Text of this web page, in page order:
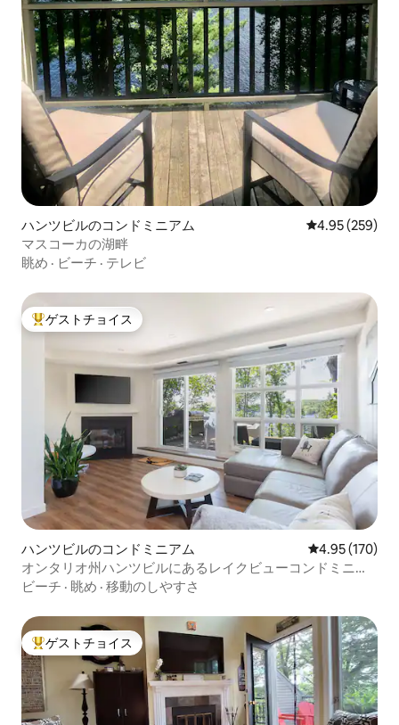
ハンツビルのコンドミニアム レビュー259
4.95 (259)
マスコーカの湖畔
眺め · ビーチ · テレビ
大好評のゲストチョイスです。
ゲストチョイス
ハンツビルのコンドミニアム レビュー170
4.95 (170)
オンタリオ州ハンツビルにあるレイクビューコンドミニア
ム
ビーチ · 眺め · 移動のしやすさ
大好評のゲストチョイスです。
ゲストチョイス